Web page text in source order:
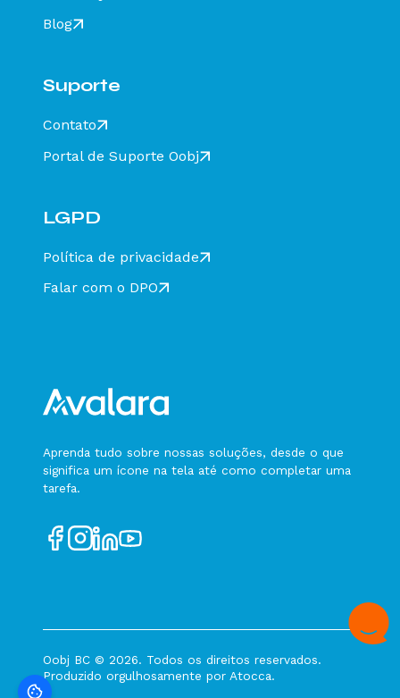
Status Registro Multimodal (tpEvento = 110160)
Status Destinatário Inválido
Status Falha na Assinatura
Status não Verificado
Status Falha ao consultar
Status Autorizado CT-e Complementar
(tpEvento = 240130)
(tpEvento = 240131)
Status CT-e Anulação (tpEvento = 240150)
Status MDF-e Autorizado (tpEvento = 310610)
Status Evento de Liberação de EPEC para o CT-
e (tpEvento = 240160)
Blog
Suporte
Contato
Portal de Suporte Oobj
LGPD
Política de privacidade
Falar com o DPO
Aprenda tudo sobre nossas soluções, desde o que
significa um ícone na tela até como completar uma
tarefa.
Oobj BC © 2026. Todos os direitos reservados.
Produzido orgulhosamente por Atocca.